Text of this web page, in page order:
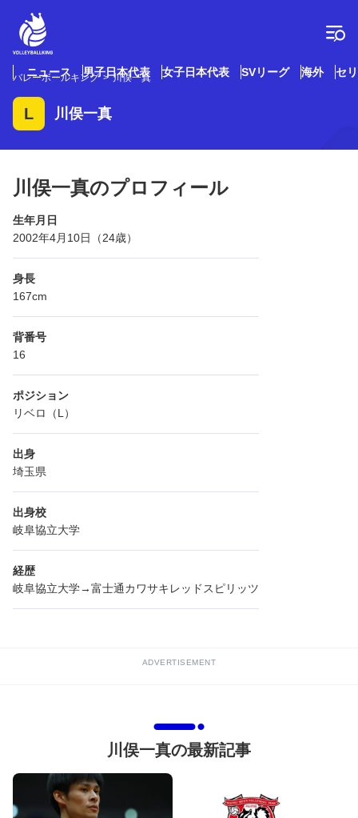
プ
ニュース 男子日本代表 女子日本代表 SVリーグ 海外 セ
バレーボールキング 川俣一真
L 川俣一真
川俣一真のプロフィール
生年月日
2002年4月10日（24歳）
身長
167cm
背番号
16
ポジション
リベロ（L）
出身
埼玉県
出身校
岐阜協立大学
経歴
岐阜協立大学→富士通カワサキレッドスピリッツ
ADVERTISEMENT
川俣一真の最新記事